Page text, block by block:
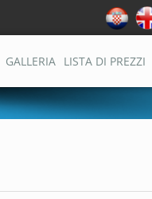
GALLERIA LISTA DI PREZZI